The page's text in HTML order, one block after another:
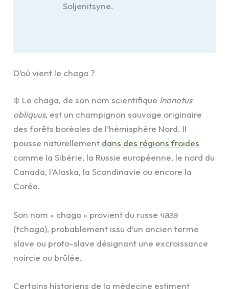
Soljenitsyne.
D’où vient le chaga ?
❄️ Le chaga, de son nom scientifique Inonotus
obliquus, est un champignon sauvage originaire
des forêts boréales de l’hémisphère Nord. Il
pousse naturellement dans des régions froides
comme la Sibérie, la Russie européenne, le nord du
Canada, l’Alaska, la Scandinavie ou encore la
Corée.
Son nom « chaga » provient du russe чага
(tchaga), probablement issu d’un ancien terme
slave ou proto-slave désignant une excroissance
noircie ou brûlée.
Certains historiens de la médecine estiment